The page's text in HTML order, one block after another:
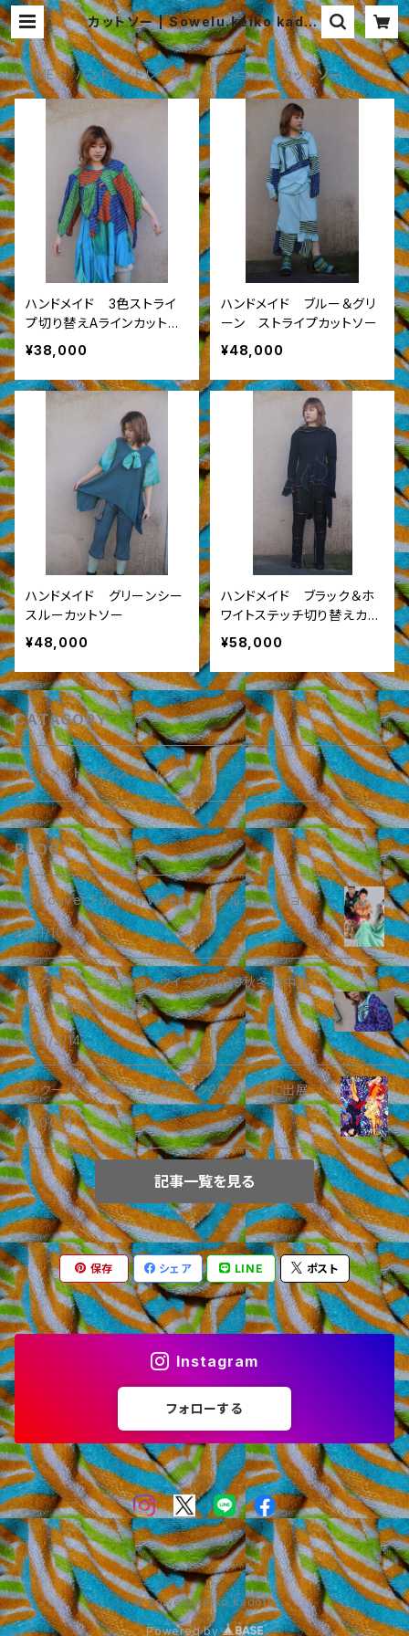
カットソー | Sowelu.keiko kadot
o
HOME ハンドメイドレディスファッション カットソー
ハンドメイド 3色ストライ
プ切り替えAラインカットソ
ー
¥38,000
ハンドメイド ブルー＆グリ
ーン ストライプカットソー
¥48,000
ハンドメイド グリーンシー
スルーカットソー
¥48,000
ハンドメイド ブラック＆ホ
ワイトステッチ切り替えカッ
トソー １－１４
¥58,000
CATAGORY
ハンドメイドレディスファッション
ワンピース
モノトーンシリーズ
ストライプシリーズ
ブルーシリーズ
グリーンシリーズ
パステルシリーズ
オレンジシリーズ
上着
スカート
ブルー＆グリーンシリーズ
カットソー
グリーンシリーズ
ブルー＆グリーンシリーズ
多色カラーシリーズ
パンツ
ブルー＆グリーンシリーズ
ワンピースドレス
ブラックシリーズ
ホワイトシリーズ
レッドシリーズ
グリーンシリーズ
トップス
パープル＆ブルー系
BLOG
Vancouver Fashion Week デジタルコレクション
2021/10/23
バンクーバーファッションウイーク2020秋冬は中止
となり、2021SSに出展
2020/3/14
バンクーバーファッションウイーク2020秋冬に出展
2020/3/1
記事一覧を見る
保存 シェア LINE ポスト
Instagram
フォローする
© Sowelu.keiko kadoto
Powered by